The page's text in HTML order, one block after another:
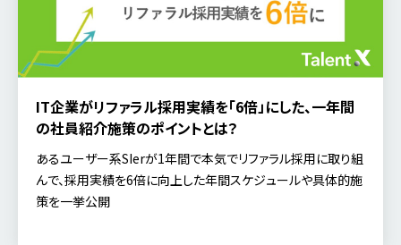
IT企業がリファラル採用実績を「6倍」にした、一年間
の社員紹介施策のポイントとは？
あるユーザー系SIerが1年間で本気でリファラル採用に取り組
んで、採用実績を6倍に向上した年間スケジュールや具体的施
策を一挙公開